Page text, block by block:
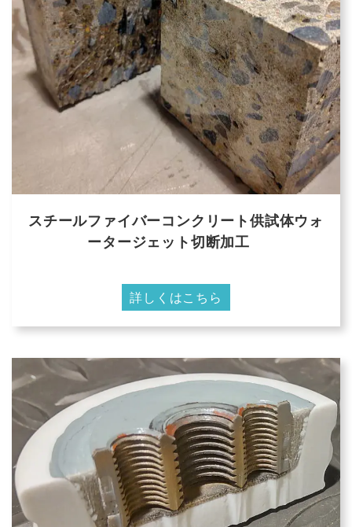
スチールファイバーコンクリート供試体ウォ
ータージェット切断加工
詳しくはこちら